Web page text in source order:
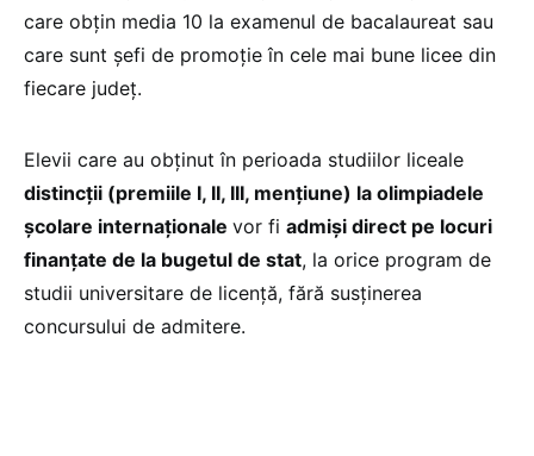
care obțin media 10 la examenul de bacalaureat sau
care sunt șefi de promoție în cele mai bune licee din
fiecare județ.
Elevii care au obținut în perioada studiilor liceale
distincții (premiile I, II, III, mențiune) la olimpiadele
școlare internaționale vor fi admiși direct pe locuri
finanțate de la bugetul de stat, la orice program de
studii universitare de licență, fără susținerea
concursului de admitere.